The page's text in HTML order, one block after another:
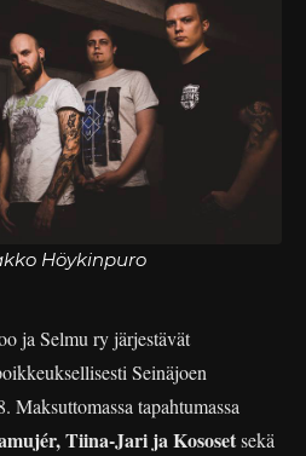
Höykinpuro
ja Selmu ry järjestävät
Seinäjoen
tapahtumassa
Tiina-Jari ja Kososetsekä